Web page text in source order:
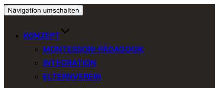
Navigation umschalten
KONZEPT
MONTESSORI-PÄDAGOGIK
INTEGRATION
ELTERNVEREIN